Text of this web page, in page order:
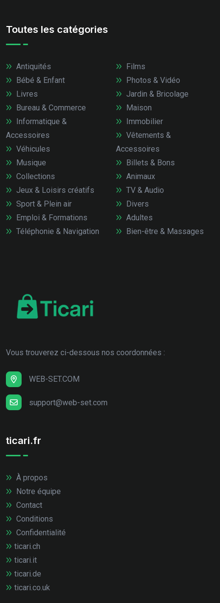
Toutes les catégories
Antiquités
Bébé & Enfant
Livres
Bureau & Commerce
Informatique &
Accessoires
Véhicules
Films
Photos & Vidéo
Jardin & Bricolage
Maison
Immobilier
Vêtements &
Accessoires
Musique
Collections
Jeux & Loisirs créatifs
Sport & Plein air
Emploi & Formations
Téléphonie & Navigation
Billets & Bons
Animaux
TV & Audio
Divers
Adultes
Bien-être & Massages
Vous trouverez ci-dessous nos coordonnées :
WEB-SET.COM
support@web-set.com
ticari.fr
À propos
Notre équipe
Contact
Conditions
Confidentialité
ticari.ch
ticari.it
ticari.de
ticari.co.uk